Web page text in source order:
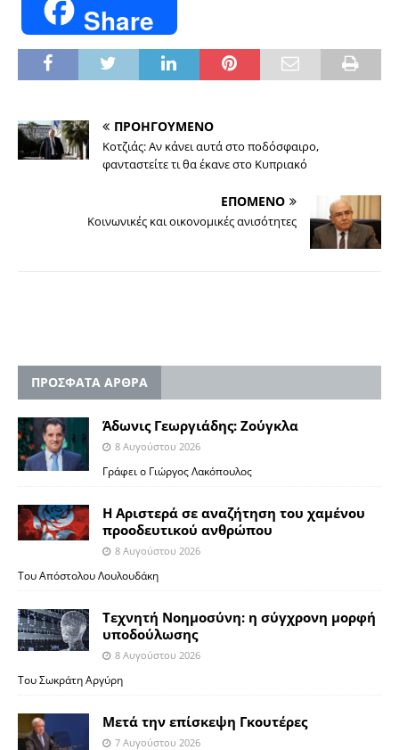
Share
ΠΡΟΗΓΟΥΜΕΝΟ
Κοτζιάς: Αν κάνει αυτά στο ποδόσφαιρο,
φανταστείτε τι θα έκανε στο Κυπριακό
ΕΠΟΜΕΝΟ
Kοινωνικές και οικονομικές ανισότητες
ΠΡΟΣΦΑΤΑ ΑΡΘΡΑ
Άδωνις Γεωργιάδης: Ζούγκλα
8 Αυγούστου 2026
Γράφει ο Γιώργος Λακόπουλος
Η Αριστερά σε αναζήτηση του χαμένου
προοδευτικού ανθρώπου
8 Αυγούστου 2026
Του Απόστολου Λουλουδάκη
Τεχνητή Νοημοσύνη: η σύγχρονη μορφή
υποδούλωσης
8 Αυγούστου 2026
Του Σωκράτη Αργύρη
Μετά την επίσκεψη Γκουτέρες
7 Αυγούστου 2026